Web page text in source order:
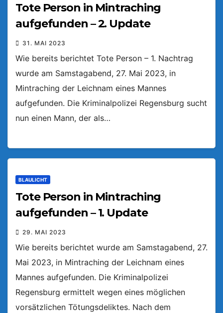
Tote Person in Mintraching
aufgefunden – 2. Update
31. MAI 2023
Wie bereits berichtet Tote Person – 1. Nachtrag
wurde am Samstagabend, 27. Mai 2023, in
Mintraching der Leichnam eines Mannes
aufgefunden. Die Kriminalpolizei Regensburg sucht
nun einen Mann, der als…
BLAULICHT
Tote Person in Mintraching
aufgefunden – 1. Update
29. MAI 2023
Wie bereits berichtet wurde am Samstagabend, 27.
Mai 2023, in Mintraching der Leichnam eines
Mannes aufgefunden. Die Kriminalpolizei
Regensburg ermittelt wegen eines möglichen
vorsätzlichen Tötungsdeliktes. Nach dem